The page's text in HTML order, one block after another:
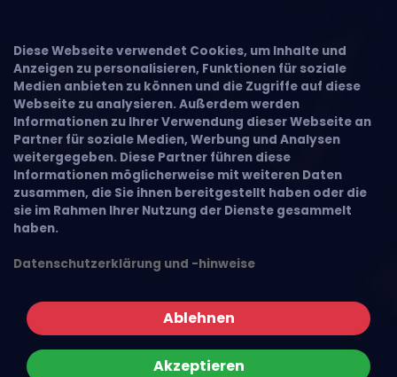
Diese Webseite verwendet Cookies, um Inhalte und
Anzeigen zu personalisieren, Funktionen für soziale
Medien anbieten zu können und die Zugriffe auf diese
Webseite zu analysieren. Außerdem werden
Informationen zu Ihrer Verwendung dieser Webseite an
Partner für soziale Medien, Werbung und Analysen
weitergegeben. Diese Partner führen diese
Informationen möglicherweise mit weiteren Daten
zusammen, die Sie ihnen bereitgestellt haben oder die
sie im Rahmen Ihrer Nutzung der Dienste gesammelt
haben.
Datenschutzerklärung und -hinweise
Ablehnen
Akzeptieren